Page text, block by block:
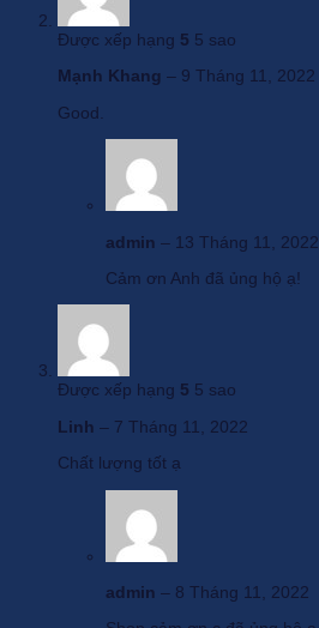
Được xếp hạng 5 5 sao
Mạnh Khang – 9 Tháng 11, 2022
Good.
admin – 13 Tháng 11, 2022
Cảm ơn Anh đã ủng hộ ạ!
Được xếp hạng 5 5 sao
Linh – 7 Tháng 11, 2022
Chất lượng tốt ạ
admin – 8 Tháng 11, 2022